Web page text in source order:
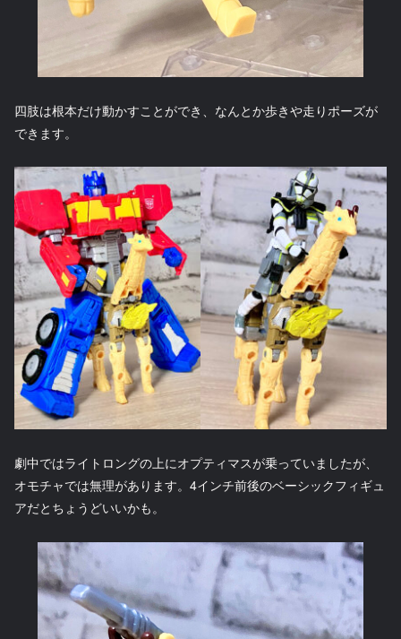
四肢は根本だけ動かすことができ、なんとか歩きや走りポーズが
できます。
劇中ではライトロングの上にオプティマスが乗っていましたが、
オモチャでは無理があります。4インチ前後のベーシックフィギュ
アだとちょうどいいかも。